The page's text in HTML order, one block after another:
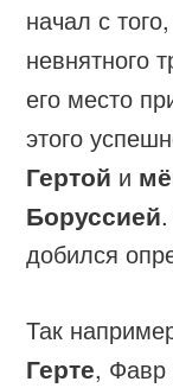
начал с
невнятного
его место
этого
Гертой и
Боруссией
добился
Так
Герте, Фавр